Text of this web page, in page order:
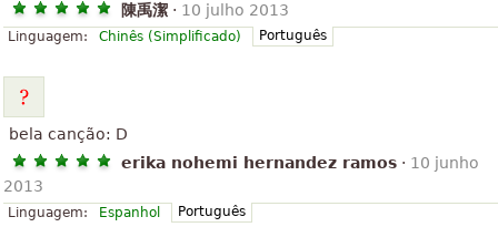
陳禹潔 · 10 julho 2013
Linguagem: Chinês (Simplificado) Português
bela canção: D
erika nohemi hernandez ramos · 10 junho
2013
Linguagem: Espanhol Português